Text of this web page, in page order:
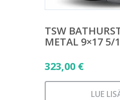
TSW
METAL 9×17 5/
323,00 €
LUE